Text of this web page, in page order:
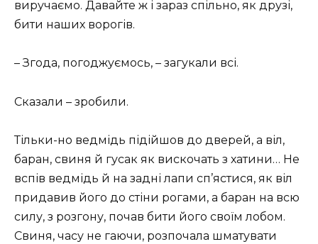
виручаємо. Давайте ж і зараз спільно, як друзі,
бити наших ворогів.
– Згода, погоджуємось, – загукали всі.
Сказали – зробили.
Тільки-но ведмідь підійшов до дверей, а віл,
баран, свиня й гусак як вискочать з хатини… Не
вспів ведмідь й на задні лапи сп’ястися, як віл
придавив його до стіни рогами, а баран на всю
силу, з розгону, почав бити його своїм лобом.
Свиня, часу не гаючи, розпочала шматувати